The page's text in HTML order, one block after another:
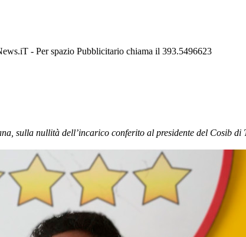
- Per spazio Pubblicitario chiama il 393.5496623
sulla nullità dell’incarico conferito al presidente del Cosib di